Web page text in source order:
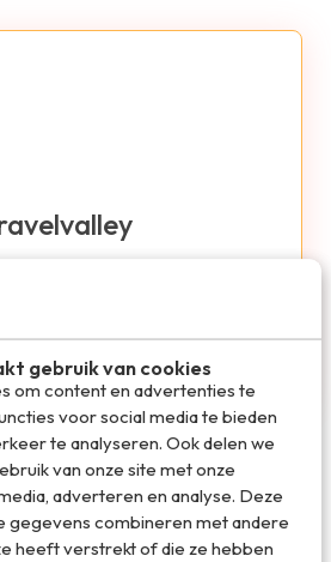
gebruik van cookies
om content en advertenties te
voor social media te bieden
te analyseren. Ook delen we
van onze site met onze
adverteren en analyse. Deze
gegevens combineren met andere
heeft verstrekt of die ze hebben
houd je op de
en trends in de reiswereld.
van dit moment